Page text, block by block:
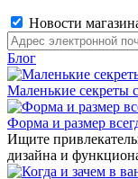
Новости
Блог
Маленькие секреты
Форма и размер
Ищите
дизайна и